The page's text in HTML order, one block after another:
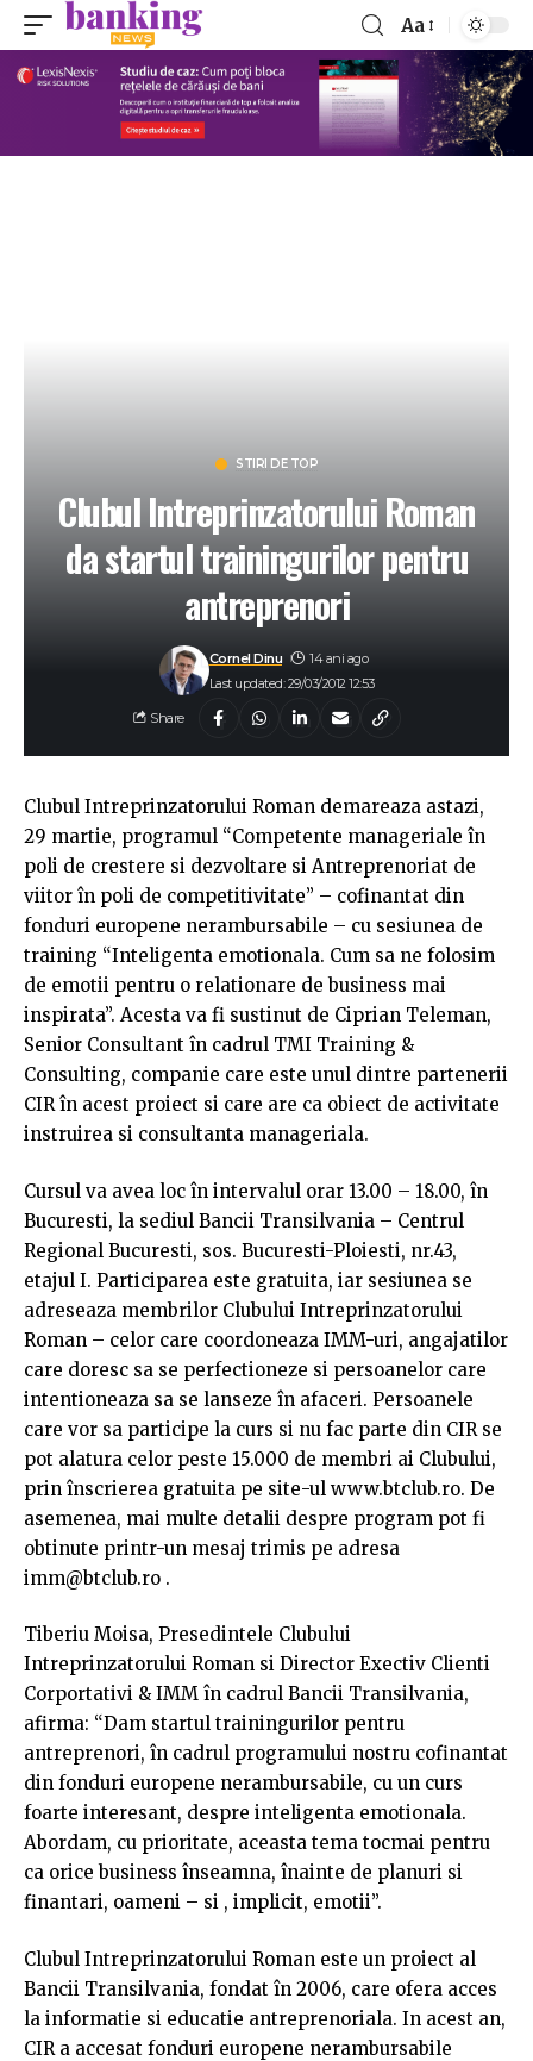
Aa
STIRI DE TOP
Clubul Intreprinzatorului Roman
da startul trainingurilor pentru
antreprenori
Last updated: 29/03/2012 12:53
Cornel Dinu 14 ani ago
Share
Clubul Intreprinzatorului Roman demareaza astazi,
29 martie, programul “Competente manageriale în
poli de crestere si dezvoltare si Antreprenoriat de
viitor în poli de competitivitate” – cofinantat din
fonduri europene nerambursabile – cu sesiunea de
training “Inteligenta emotionala. Cum sa ne folosim
de emotii pentru o relationare de business mai
inspirata”. Acesta va fi sustinut de Ciprian Teleman,
Senior Consultant în cadrul TMI Training &
Consulting, companie care este unul dintre partenerii
CIR în acest proiect si care are ca obiect de activitate
instruirea si consultanta manageriala.
Cursul va avea loc în intervalul orar 13.00 – 18.00, în
Bucuresti, la sediul Bancii Transilvania – Centrul
Regional Bucuresti, sos. Bucuresti-Ploiesti, nr.43,
etajul I. Participarea este gratuita, iar sesiunea se
adreseaza membrilor Clubului Intreprinzatorului
Roman – celor care coordoneaza IMM-uri, angajatilor
care doresc sa se perfectioneze si persoanelor care
intentioneaza sa se lanseze în afaceri. Persoanele
care vor sa participe la curs si nu fac parte din CIR se
pot alatura celor peste 15.000 de membri ai Clubului,
prin înscrierea gratuita pe site-ul www.btclub.ro. De
asemenea, mai multe detalii despre program pot fi
obtinute printr-un mesaj trimis pe adresa
imm@btclub.ro .
Tiberiu Moisa, Presedintele Clubului
Intreprinzatorului Roman si Director Exectiv Clienti
Corportativi & IMM în cadrul Bancii Transilvania,
afirma: “Dam startul trainingurilor pentru
antreprenori, în cadrul programului nostru cofinantat
din fonduri europene nerambursabile, cu un curs
foarte interesant, despre inteligenta emotionala.
Abordam, cu prioritate, aceasta tema tocmai pentru
ca orice business înseamna, înainte de planuri si
finantari, oameni – si , implicit, emotii”.
Clubul Intreprinzatorului Roman este un proiect al
Bancii Transilvania, fondat în 2006, care ofera acces
la informatie si educatie antreprenoriala. In acest an,
CIR a accesat fonduri europene nerambursabile